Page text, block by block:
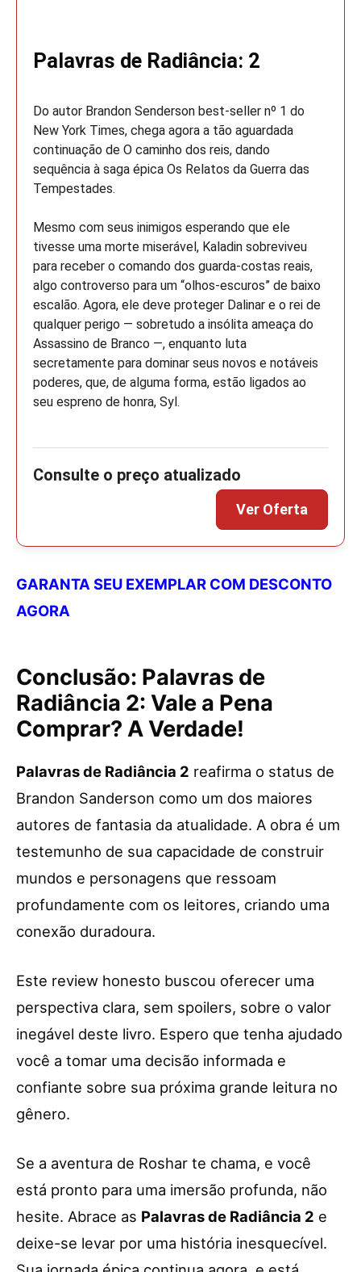
Palavras de Radiância: 2
Do autor Brandon Senderson best-seller nº 1 do
New York Times, chega agora a tão aguardada
continuação de O caminho dos reis, dando
sequência à saga épica Os Relatos da Guerra das
Tempestades.
Mesmo com seus inimigos esperando que ele
tivesse uma morte miserável, Kaladin sobreviveu
para receber o comando dos guarda-costas reais,
algo controverso para um “olhos-escuros” de baixo
escalão. Agora, ele deve proteger Dalinar e o rei de
qualquer perigo ― sobretudo a insólita ameaça do
Assassino de Branco ―, enquanto luta
secretamente para dominar seus novos e notáveis
poderes, que, de alguma forma, estão ligados ao
seu espreno de honra, Syl.
GARANTA SEU EXEMPLAR COM DESCONTO
AGORA
Conclusão: Palavras de
Radiância 2: Vale a Pena
Comprar? A Verdade!
Palavras de Radiância 2 reafirma o status de
Brandon Sanderson como um dos maiores
autores de fantasia da atualidade. A obra é um
testemunho de sua capacidade de construir
mundos e personagens que ressoam
profundamente com os leitores, criando uma
conexão duradoura.
Este review honesto buscou oferecer uma
perspectiva clara, sem spoilers, sobre o valor
inegável deste livro. Espero que tenha ajudado
você a tomar uma decisão informada e
confiante sobre sua próxima grande leitura no
gênero.
Se a aventura de Roshar te chama, e você
está pronto para uma imersão profunda, não
hesite. Abrace as Palavras de Radiância 2 e
deixe-se levar por uma história inesquecível.